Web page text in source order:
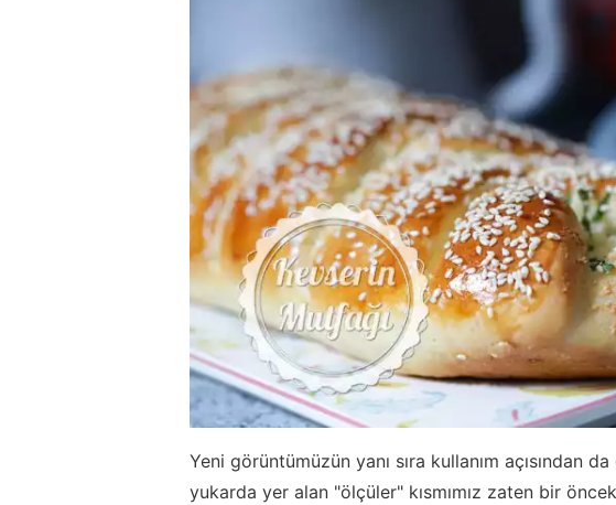
Yeni görüntümüzün yanı sıra kullanım açısından
yukarda yer alan "ölçüler" kısmımız zaten bir